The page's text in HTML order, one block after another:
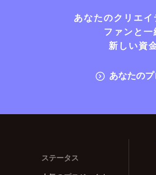
あなたのクリエ
ファンと
新しい資
あなたの
ステータス